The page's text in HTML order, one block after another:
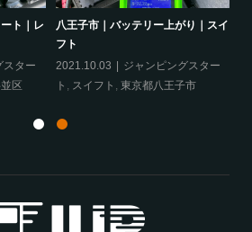
ト｜レ
スター
区
八王子市｜バッテリー上がり｜スイ
フト
2021.10.03
ジャンピングスター
ト
スイフト 東京都八王子市